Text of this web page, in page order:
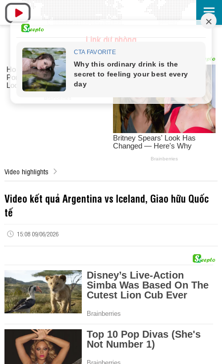
Link dự phòng
Video highlights
Video kết quả Argentina vs Iceland, Giao hữu Quốc
tế
15:08 09/06/2026